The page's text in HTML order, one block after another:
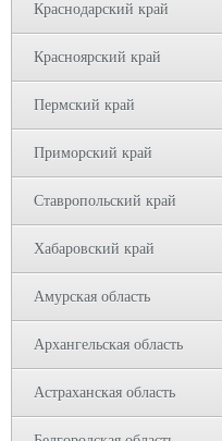
Краснодарский край
Красноярский край
Пермский край
Приморский край
Ставропольский край
Хабаровский край
Амурская область
Архангельская область
Астраханская область